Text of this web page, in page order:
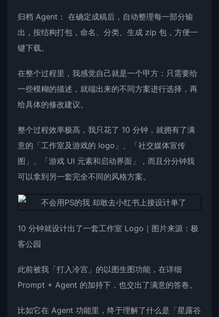
归档 Agent： 在确定成稿后，自动整理每一部分输
出，按结构打包，命名、分类、生成 zip 包，方便一
键下载。
在整个过程里，我感觉自己就是一个甲方：只需要给
一些模糊的描述，就端出来的不同方案进行选择，再
给具体的修改建议。
整个过程效率极高，我只花了 10 分钟，就拥有了满
意的「工作室及游戏的 logo」、「社交媒体宣传
图」、「游戏 UI 元素和启动界面」，而且分分钟我
可以拿到另一套完全不同的风格方案。
10 分钟就设计出了一套工作室 Logo｜图片来源：极
客公园
此前被我「打入冷宫」的以图生图功能，在详细
Prompt + Agent 的加持下，也交出了满意的答卷。
比如它在 Agent 功能里，终于理解了什么是「星露谷